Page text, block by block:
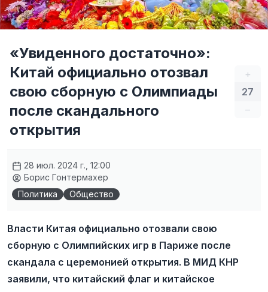
+
27
–
«Увиденного достаточно»:
Китай официально отозвал
свою сборную с Олимпиады
после скандального
открытия
28 июл. 2024 г., 12:00
Борис Гонтермахер
Политика
Общество
Власти Китая официально отозвали свою
сборную с Олимпийских игр в Париже после
скандала с церемонией открытия. В МИД КНР
заявили, что китайский флаг и китайское